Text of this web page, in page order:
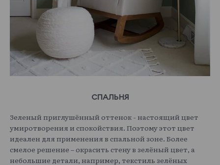
СПАЛЬНЯ
Зеленый приглушённый оттенок - настоящий цвет
умиротворения и спокойствия. Поэтому этот цвет
идеален для применения в спальной зоне. Более
смелое решение – окрасить стену в зелёный цвет, а
небольшие детали, например, текстиль зелёных